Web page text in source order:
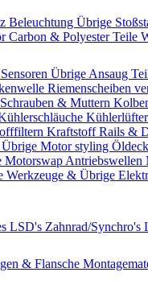
Beleuchtung Übrige
Carbon & Polyester Teile
Übrige Ansaug
Riemenscheiben
Schrauben & Muttern
Kühlerlüfter
Kraftstoff Rails &
Übrige Motor styling
Motorswap Antriebswellen
Werkzeuge & Übrige
LSD's Zahnrad/Synchro's
& Flansche